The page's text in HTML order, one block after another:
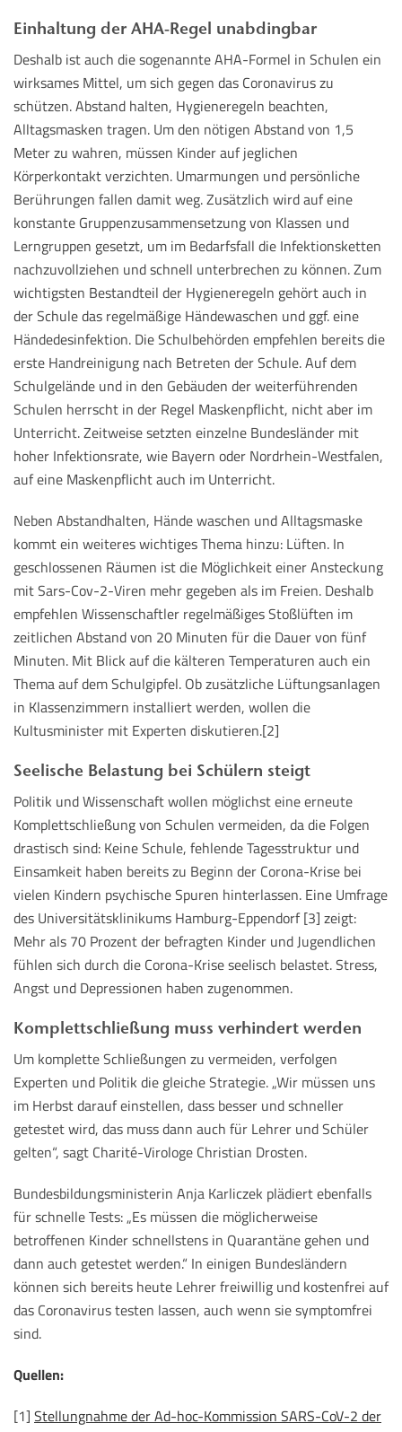
Einhaltung der AHA-Regel unabdingbar
Deshalb ist auch die sogenannte AHA-Formel in Schulen ein
wirksames Mittel, um sich gegen das Coronavirus zu
schützen. Abstand halten, Hygieneregeln beachten,
Alltagsmasken tragen. Um den nötigen Abstand von 1,5
Meter zu wahren, müssen Kinder auf jeglichen
Körperkontakt verzichten. Umarmungen und persönliche
Berührungen fallen damit weg. Zusätzlich wird auf eine
konstante Gruppenzusammensetzung von Klassen und
Lerngruppen gesetzt, um im Bedarfsfall die Infektionsketten
nachzuvollziehen und schnell unterbrechen zu können. Zum
wichtigsten Bestandteil der Hygieneregeln gehört auch in
der Schule das regelmäßige Händewaschen und ggf. eine
Händedesinfektion. Die Schulbehörden empfehlen bereits die
erste Handreinigung nach Betreten der Schule. Auf dem
Schulgelände und in den Gebäuden der weiterführenden
Schulen herrscht in der Regel Maskenpflicht, nicht aber im
Unterricht. Zeitweise setzten einzelne Bundesländer mit
hoher Infektionsrate, wie Bayern oder Nordrhein-Westfalen,
auf eine Maskenpflicht auch im Unterricht.
Neben Abstandhalten, Hände waschen und Alltagsmaske
kommt ein weiteres wichtiges Thema hinzu: Lüften. In
geschlossenen Räumen ist die Möglichkeit einer Ansteckung
mit Sars-Cov-2-Viren mehr gegeben als im Freien. Deshalb
empfehlen Wissenschaftler regelmäßiges Stoßlüften im
zeitlichen Abstand von 20 Minuten für die Dauer von fünf
Minuten. Mit Blick auf die kälteren Temperaturen auch ein
Thema auf dem Schulgipfel. Ob zusätzliche Lüftungsanlagen
in Klassenzimmern installiert werden, wollen die
Kultusminister mit Experten diskutieren.[2]
Seelische Belastung bei Schülern steigt
Politik und Wissenschaft wollen möglichst eine erneute
Komplettschließung von Schulen vermeiden, da die Folgen
drastisch sind: Keine Schule, fehlende Tagesstruktur und
Einsamkeit haben bereits zu Beginn der Corona-Krise bei
vielen Kindern psychische Spuren hinterlassen. Eine Umfrage
des Universitätsklinikums Hamburg-Eppendorf [3] zeigt:
Mehr als 70 Prozent der befragten Kinder und Jugendlichen
fühlen sich durch die Corona-Krise seelisch belastet. Stress,
Angst und Depressionen haben zugenommen.
Komplettschließung muss verhindert werden
Um komplette Schließungen zu vermeiden, verfolgen
Experten und Politik die gleiche Strategie. „Wir müssen uns
im Herbst darauf einstellen, dass besser und schneller
getestet wird, das muss dann auch für Lehrer und Schüler
gelten“, sagt Charité-Virologe Christian Drosten.
Bundesbildungsministerin Anja Karliczek plädiert ebenfalls
für schnelle Tests: „Es müssen die möglicherweise
betroffenen Kinder schnellstens in Quarantäne gehen und
dann auch getestet werden.“ In einigen Bundesländern
können sich bereits heute Lehrer freiwillig und kostenfrei auf
das Coronavirus testen lassen, auch wenn sie symptomfrei
sind.
Quellen:
[1] Stellungnahme der Ad-hoc-Kommission SARS-CoV-2 der